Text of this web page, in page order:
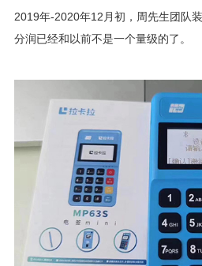
2019年-2020年12月初，周先生团队
分润已经和以前不是一个量级的了。